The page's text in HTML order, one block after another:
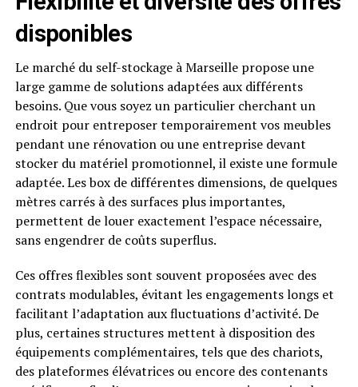
disponibles
Le marché du self-stockage à Marseille propose une
large gamme de solutions adaptées aux différents
besoins. Que vous soyez un particulier cherchant un
endroit pour entreposer temporairement vos meubles
pendant une rénovation ou une entreprise devant
stocker du matériel promotionnel, il existe une formule
adaptée. Les box de différentes dimensions, de quelques
mètres carrés à des surfaces plus importantes,
permettent de louer exactement l’espace nécessaire,
sans engendrer de coûts superflus.
Ces offres flexibles sont souvent proposées avec des
contrats modulables, évitant les engagements longs et
facilitant l’adaptation aux fluctuations d’activité. De
plus, certaines structures mettent à disposition des
équipements complémentaires, tels que des chariots,
des plateformes élévatrices ou encore des contenants